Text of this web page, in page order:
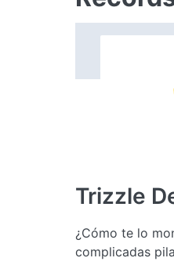
Trizzle
¿Cómo te lo
complicadas